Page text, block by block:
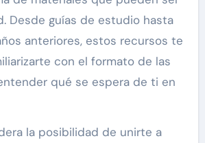
Desde guías de estudio hasta
anteriores, estos recursos te
con el formato de las
qué se espera de ti en
la posibilidad de unirte a